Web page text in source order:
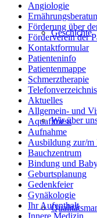
Geschichte
Wir über
Angiologie
Förderung über
Förderverein der
Kontaktformular
Patienteninfo
Patientenmappe
Schmerztherapie
Telefonverzeichnis
Aktuelles
Allgemein- und
Aquafitness
Aufnahme
Ausbildung zur/m
Bauchzentrum
Bindung und
Geburtsplanung
Gedenkfeier
Gynäkologie
Ihr Aufenthalt